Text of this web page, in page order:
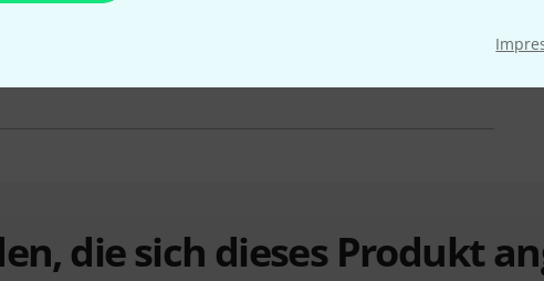
die sich dieses Produkt